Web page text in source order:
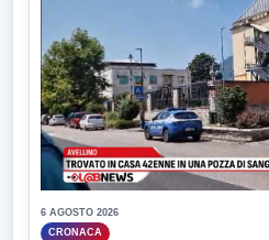
6 AGOSTO 2026
CRONACA